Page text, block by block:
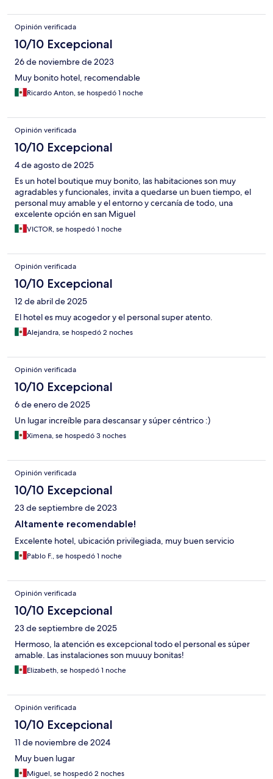
Opinión verificada
10/10 Excepcional
26 de noviembre de 2023
Muy bonito hotel, recomendable
Ricardo Anton, se hospedó 1 noche
Opinión verificada
10/10 Excepcional
4 de agosto de 2025
Es un hotel boutique muy bonito, las habitaciones son muy
agradables y funcionales, invita a quedarse un buen tiempo, el
personal muy amable y el entorno y cercanía de todo, una
excelente opción en san Miguel
VICTOR, se hospedó 1 noche
Opinión verificada
10/10 Excepcional
12 de abril de 2025
El hotel es muy acogedor y el personal super atento.
Alejandra, se hospedó 2 noches
Opinión verificada
10/10 Excepcional
6 de enero de 2025
Un lugar increíble para descansar y súper céntrico :)
Ximena, se hospedó 3 noches
Opinión verificada
10/10 Excepcional
23 de septiembre de 2023
Altamente recomendable!
Excelente hotel, ubicación privilegiada, muy buen servicio
Pablo F., se hospedó 1 noche
Opinión verificada
10/10 Excepcional
23 de septiembre de 2025
Hermoso, la atención es excepcional todo el personal es súper
amable. Las instalaciones son muuuy bonitas!
Elizabeth, se hospedó 1 noche
Opinión verificada
10/10 Excepcional
11 de noviembre de 2024
Muy buen lugar
Miguel, se hospedó 2 noches